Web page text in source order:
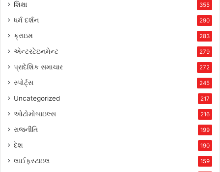
શિક્ષા 355
ધર્મ દર્શન 290
ક્રાઇમ 283
એન્ટરટેઇનમેન્ટ 279
પ્રાદેશિક સમાચાર 272
સ્પોર્ટ્સ 245
Uncategorized 217
ઓટોમોબાઇલ્સ 216
રાજનીતિ 199
દેશ 190
લાઈફસ્ટાઇલ 159